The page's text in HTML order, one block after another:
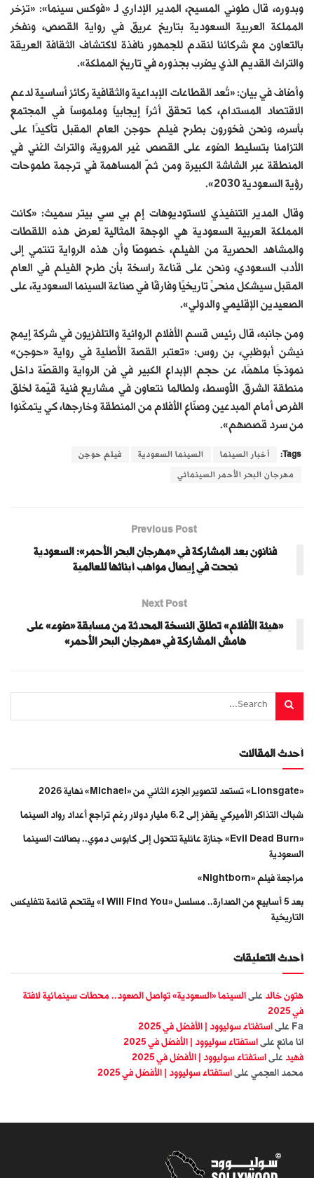
وبدوره، قال طوني المسيح، المدير الإداري لـ «فوكس سينما»: «تزخر
المملكة العربية السعودية بتاريخ عريق في رواية القصص، ونفخر
بالتعاون مع شركائنا لنقدم للجمهور نافذة لاكتشاف الثقافة العريقة
والتراث القديم الذي يضرب بجذوره في تاريخ المملكة».
وأضاف في بيان: «تُعد القطاعات الإبداعية والثقافية ركائز أساسية لدعم
الاقتصاد المستدام، كما تحقق أثراً إيجابياً وملموساً في المجتمع
بأسره، ونحن فخورون بطرح فيلم حوجن العام المقبل تأكيدًا على
التزامنا بتسليط الضوء على القصص غير المروية، والتراث الغني في
المنطقة عبر الشاشة الكبيرة ومن ثمّ المساهمة في ترجمة طموحات
رؤية السعودية 2030».
وقال المدير التنفيذي لاستوديوهات إم بي سي بيتر سميث: «كانت
المملكة العربية السعودية هي الوجهة المثالية لعرض هذه اللقطات
والمشاهد الحصرية من الفيلم، خصوصًا وأن هذه الرواية تنتمي إلى
الأدب السعودي، ونحن على قناعة راسخة بأن طرح الفيلم في العام
المقبل سيشكل منحىً تاريخيًا وفارقًا في صناعة السينما السعودية، على
الصعيدين الإقليمي والدولي».
ومن جانبه، قال رئيس قسم الأفلام الروائية والتلفزيون في شركة إيمج
نيشن أبوظبي، بن روس: «تعتبر القصة الأصلية في رواية «حوجن»
نموذجًا ملهمًا، عن حجم الإبداع الكبير في فن الرواية والقصّة داخل
منطقة الشرق الأوسط، ولطالما نتعاون في مشاريع فنية قيّمة لخلق
الفرص أمام المبدعين وصنّاع الأفلام من المنطقة وخارجها، كي يتمكّنوا
من سرد قصصهم».
Tags: أخبار السينما السينما السعودية فيلم حوجن
مهرجان البحر الأحمر السينمائي
Previous Post
فنانون بعد المشاركة في «مهرجان البحر الأحمر»: السعودية
نجحت في إيصال مواهب أبنائها للعالمية
Next Post
«هيئة الأفلام» تطلق النسخة المحدثة من مسابقة «ضوء» على
هامش المشاركة في «مهرجان البحر الأحمر»
أحدث المقالات
«Lionsgate» تستعد لتصوير الجزء الثاني من «Michael» نهاية 2026
شباك التذاكر الأميركي يقفز إلى 6.2 مليار دولار رغم تراجع أعداد رواد السينما
«Evil Dead Burn» جنازة عائلية تتحول إلى كابوس دموي.. بصالات السينما
السعودية
مراجعة فيلم «Nightborn»
بعد 5 أسابيع من الصدارة.. مسلسل «I Will Find You» يقتحم قائمة نتفليكس
التاريخية
أحدث التعليقات
هتون خالد على السينما «السعودية» تواصل الصعود.. محطات سينمائية لافتة
في 2025
Fa على استفتاء سوليوود | الأفضل في 2025
انا مانع على استفتاء سوليوود | الأفضل في 2025
فهيد على استفتاء سوليوود | الأفضل في 2025
محمد العجمي على استفتاء سوليوود | الأفضل في 2025